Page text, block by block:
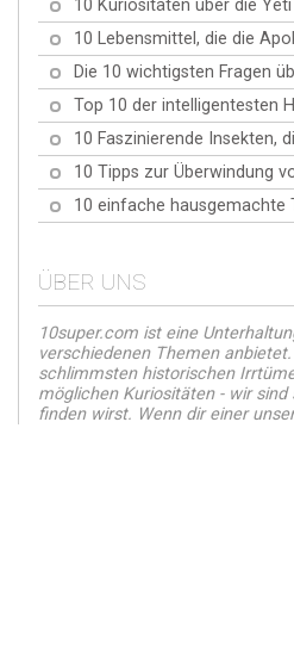
Fragen
an
deine
10 Kuriositäten über die
10 Lebensmittel, die die
Die 10 wichtigsten Fragen
Top 10 der intelligentesten
10 Faszinierende Insekten,
10 Tipps zur Überwindung
10 einfache hausgemachte
ÜBER UNS
10super.com ist eine
verschiedenen Themen
schlimmsten historischen
möglichen Kuriositäten - wir
finden wirst. Wenn dir einer